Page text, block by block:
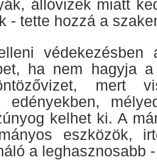
állóvizek miatt
- tette hozzá a
védekezésben
ha nem hagyja
mert
edényekben,
kelhet ki. A
eszközök,
a leghasznosabb